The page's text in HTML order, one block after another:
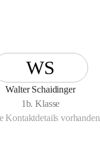
WS
Walter Schaidinger
1b. Klasse
Kontaktdetails vorhanden